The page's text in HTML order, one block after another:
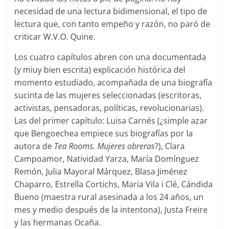
necesidad de una lectura bidimensional, el tipo de
lectura que, con tanto empeño y razón, no paró de
criticar W.V.O. Quine.
Los cuatro capítulos abren con una documentada
(y miuy bien escrita) explicación histórica del
momento estudiado, acompañada de una biografía
sucinta de las mujeres seleccionadas (escritoras,
activistas, pensadoras, políticas, revolucionarias).
Las del primer capítulo: Luisa Carnés (¿simple azar
que Bengoechea empiece sus biografías por la
autora de Tea Rooms. Mujeres obreras?), Clara
Campoamor, Natividad Yarza, María Domínguez
Remón, Julia Mayoral Márquez, Blasa Jiménez
Chaparro, Estrella Cortichs, Maria Vila i Clé, Cándida
Bueno (maestra rural asesinada a los 24 años, un
mes y medio después de la intentona), Justa Freire
y las hermanas Ocaña.